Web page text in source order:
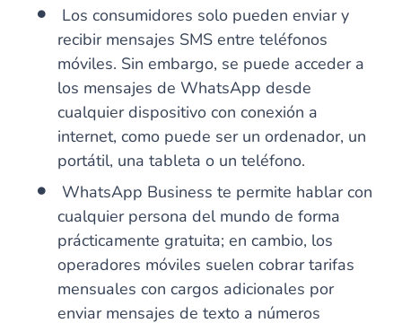
Los consumidores solo pueden enviar y
recibir mensajes SMS entre teléfonos
móviles. Sin embargo, se puede acceder a
los mensajes de WhatsApp desde
cualquier dispositivo con conexión a
internet, como puede ser un ordenador, un
portátil, una tableta o un teléfono.
WhatsApp Business te permite hablar con
cualquier persona del mundo de forma
prácticamente gratuita; en cambio, los
operadores móviles suelen cobrar tarifas
mensuales con cargos adicionales por
enviar mensajes de texto a números